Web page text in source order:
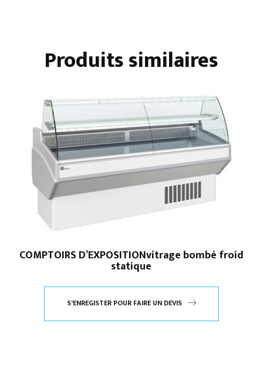
Produits similaires
COMPTOIRS D’EXPOSITIONvitrage bombé froid
statique
S'ENREGISTER POUR FAIRE UN DEVIS